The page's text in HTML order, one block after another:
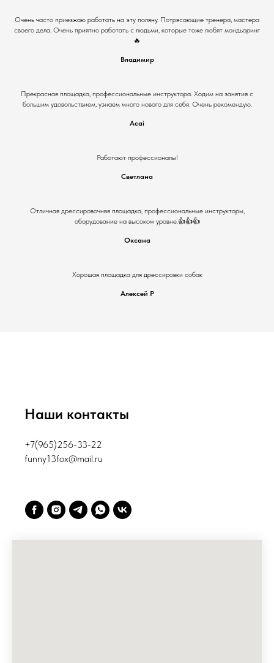
Очень часто приезжаю работать на эту поляну. Потрясающие тренера, мастера
своего дела. Очень приятно работать с людьми, которые тоже любят мондьоринг
🔥
Владимир
Прекрасная площадка, профессиональные инструктора. Ходим на занятия с
большим удовольствием, узнаем много нового для себя. Очень рекомендую.
Acai
Работают профессионалы!
Светлана
Отличная дрессировочнвя площадка, профессиональные инструкторы,
оборудование на высоком уровне.👍👍👍
Оксана
Хорошая площадка для дрессировки собак
Алексей Р
Наши контакты
+7(965)256-33-22
funny13fox@mail.ru